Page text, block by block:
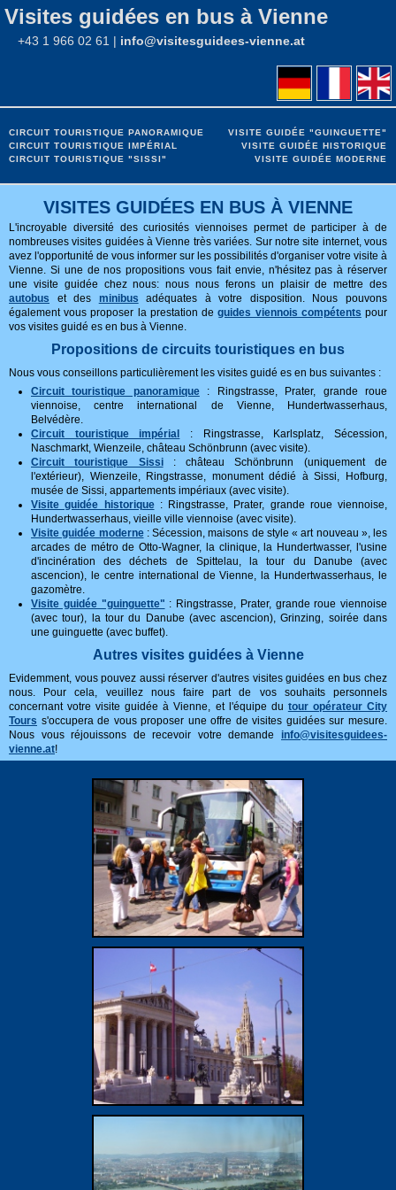
Visites guidées en bus à Vienne
+43 1 966 02 61 | info@visitesguidees-vienne.at
VISITE GUIDÉE "GUINGUETTE"
VISITE GUIDÉE HISTORIQUE
VISITE GUIDÉE MODERNE
CIRCUIT TOURISTIQUE PANORAMIQUE
CIRCUIT TOURISTIQUE IMPÉRIAL
CIRCUIT TOURISTIQUE "SISSI"
VISITES GUIDÉES EN BUS À VIENNE
L'incroyable diversité des curiosités viennoises permet de participer à de
nombreuses visites guidées à Vienne très variées. Sur notre site internet, vous
avez l'opportunité de vous informer sur les possibilités d'organiser votre visite à
Vienne. Si une de nos propositions vous fait envie, n'hésitez pas à réserver
une visite guidée chez nous: nous nous ferons un plaisir de mettre des
autobus et des minibus adéquates à votre disposition. Nous pouvons
également vous proposer la prestation deguides viennois compétents pour
vos visites guidé es en bus à Vienne.
Propositions de circuits touristiques en bus
Nous vous conseillons particulièrement les visites guidé es en bus suivantes :
Circuit touristique panoramique: Ringstrasse, Prater, grande roue
viennoise, centre international de Vienne, Hundertwasserhaus,
Belvédère.
Circuit touristique impérial
: Ringstrasse, Karlsplatz, Sécession,
Naschmarkt, Wienzeile, château Schönbrunn (avec visite).
Circuit touristique Sissi: château Schönbrunn (uniquement de
l'extérieur), Wienzeile, Ringstrasse, monument dédié à Sissi, Hofburg,
musée de Sissi, appartements impériaux (avec visite).
Visite guidée historique: Ringstrasse, Prater, grande roue viennoise,
Hundertwasserhaus, vieille ville viennoise (avec visite).
Visite guidée moderne: Sécession, maisons de style « art nouveau », les
arcades de métro de Otto-Wagner, la clinique, la Hundertwasser, l'usine
d'incinération des déchets de Spittelau, la tour du Danube (avec
ascencion), le centre international de Vienne, la Hundertwasserhaus, le
gazomètre.
Visite guidée "guinguette" : Ringstrasse, Prater, grande roue viennoise
(avec tour), la tour du Danube (avec ascencion), Grinzing, soirée dans
une guinguette (avec buffet).
Autres visites guidées à Vienne
Evidemment, vous pouvez aussi réserver d'autres visites guidées en bus chez
nous. Pour cela, veuillez nous faire part de vos souhaits personnels
concernant votre visite guidée à Vienne, et l'équipe du tour opérateur City
Tours s'occupera de vous proposer une offre de visites guidées sur mesure.
Nous vous réjouissons de recevoir votre demande info@visitesguidees-
vienne.at!